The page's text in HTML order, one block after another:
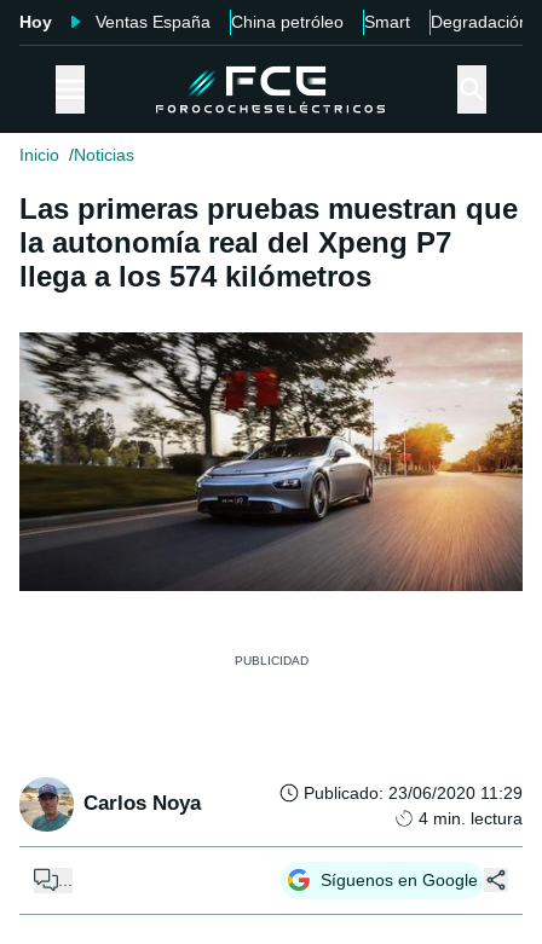
Hoy Ventas España China petróleo Smart Degradación
Inicio Noticias
Las primeras pruebas muestran que
la autonomía real del Xpeng P7
llega a los 574 kilómetros
Carlos Noya Publicado: 23/06/2020 11:29
4 min. lectura
Síguenos en Google